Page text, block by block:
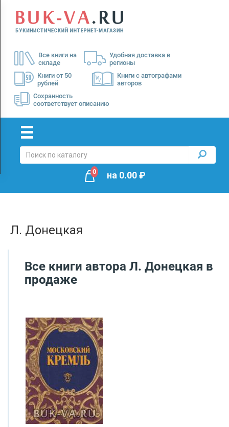
Все книги на
складе
Удобная доставка в
регионы
Книги от 50
рублей
Книги с автографами
авторов
Сохранность
соответствует описанию
Menu
Доставка
Оплата
0 на 0.00₽
Л. Донецкая
Все книги автора Л. Донецкая в
продаже